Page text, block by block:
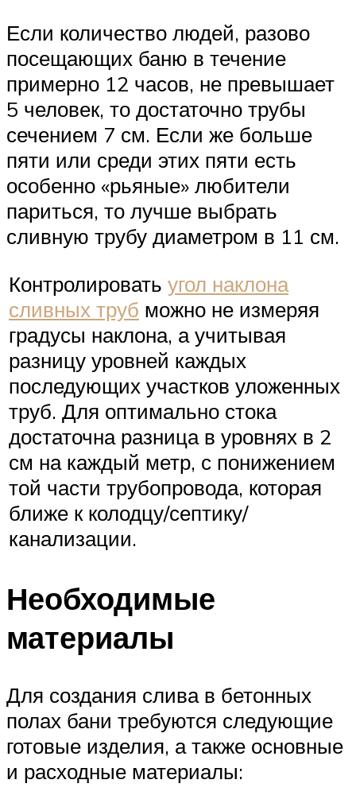
Если количество людей, разово
посещающих баню в течение
примерно 12 часов, не превышает
5 человек, то достаточно трубы
сечением 7 см. Если же больше
пяти или среди этих пяти есть
особенно «рьяные» любители
париться, то лучше выбрать
сливную трубу диаметром в 11 см.
Контролировать угол наклона
сливных труб можно не измеряя
градусы наклона, а учитывая
разницу уровней каждых
последующих участков уложенных
труб. Для оптимально стока
достаточна разница в уровнях в 2
см на каждый метр, с понижением
той части трубопровода, которая
ближе к колодцу/септику/
канализации.
Необходимые
материалы
Для создания слива в бетонных
полах бани требуются следующие
готовые изделия, а также основные
и расходные материалы: